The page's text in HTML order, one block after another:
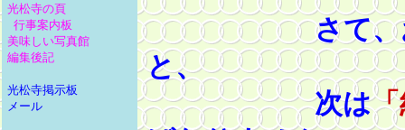
光松寺の頁
行事案内板
美味しい写真館
編集後記
光松寺掲示板
メール
さて、お骨
と、
次は